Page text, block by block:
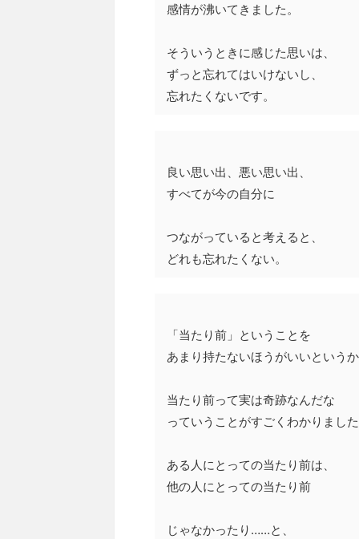
感情が沸いてきました。
そういうときに感じた思いは、
ずっと忘れてはいけないし、
忘れたくないです。
良い思い出、悪い思い出、
すべてが今の自分に
つながっていると考えると、
どれも忘れたくない。
「当たり前」ということを
あまり持たないほうがいいという
当たり前って実は奇跡なんだな
っていうことがすごくわかりまし
ある人にとっての当たり前は、
他の人にとっての当たり前
じゃなかったり……と、